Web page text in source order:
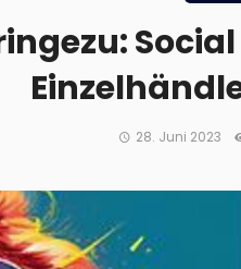
28. Juni 2023